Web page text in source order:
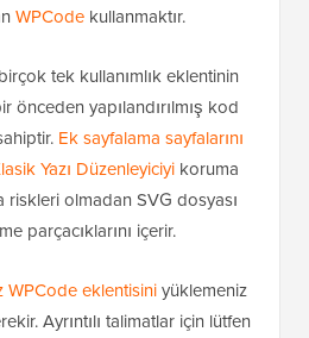
WPCode kullanmaktır.
tek kullanımlık eklentinin
önceden yapılandırılmış kod
Ek sayfalama sayfalarını
Yazı Düzenleyiciyi koruma
olmadan SVG dosyası
parçacıklarını içerir.
WPCode eklentisiniyüklemeniz
Ayrıntılı talimatlar için lütfen